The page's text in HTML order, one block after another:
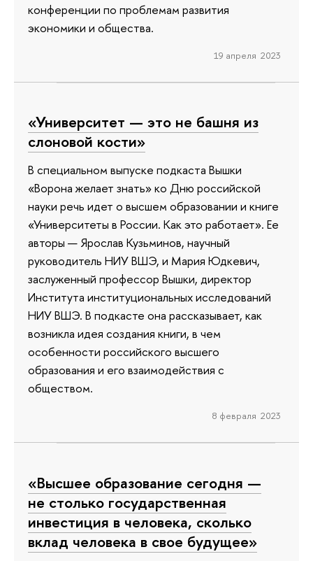
конференции по проблемам развития
экономики и общества.
19 апреля 2023
«Университет — это не башня из
слоновой кости»
В специальном выпуске подкаста Вышки
«Ворона желает знать» ко Дню российской
науки речь идет о высшем образовании и книге
«Университеты в России. Как это работает». Ее
авторы — Ярослав Кузьминов, научный
руководитель НИУ ВШЭ, и Мария Юдкевич,
заслуженный профессор Вышки, директор
Института институциональных исследований
НИУ ВШЭ. В подкасте она рассказывает, как
возникла идея создания книги, в чем
особенности российского высшего
образования и его взаимодействия с
обществом.
8 февраля 2023
«Высшее образование сегодня —
не столько государственная
инвестиция в человека, сколько
вклад человека в свое будущее»